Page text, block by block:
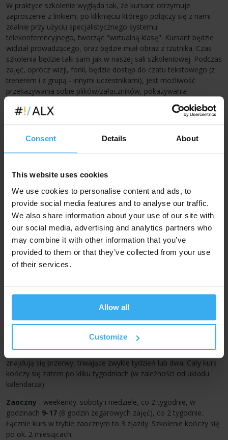
Consent Details About
This website uses cookies
We use cookies to personalise content and ads, to
provide social media features and to analyse our traffic.
We also share information about your use of our site with
our social media, advertising and analytics partners who
may combine it with other information that you’ve
provided to them or that they’ve collected from your use
of their services.
Allow all
Customize
W praktyce szkolenie wygląda tak, że kursant otrzymuje
zaproszenie z linkiem, po kliknięciu którego połączy się z nami
zdalnie przy użyciu specjalistycznego systemu
telekonferencyjnego, tworząc "wirtualną klasę". Kursant będzie
widział prowadzącego, oraz będzie miał obraz z rzutnika. Czas
szkolenia będzie taki sam jak w naszej sali szkoleniowej. Podczas
zajęć, oprócz wizji, fonii, będzie dostęp do czatu tekstowego (z
trenerem i z grupą - innymi uczestnikami), jest możliwość
przekazywania sobie plików/załączników, pokazywania
fragmentów kodu, zadawania pytań, otrzymywania poprawek itp.
Na prośbę uczestnika, prowadzący może również uzyskać
dostęp do całości ekranu i kursora komputera kursanta
("przejęcie myszy i klawiatury") lub do okna z kodem w
środowisku programistycznym - aby poprawić fragment
programu, skomentować, czy zwyczajnie pokazać jak wykonać
- i zajęcia odbywają się w takich samych godzinach jak
zajęcia stacjonarne.
Po zakończeniu kursu otrzymają Państwo ten sam certyfikat
(bez względu na formę zajęć), a trener będzie dostępny po
zakończeniu bloku szkoleniowego, żeby odpowiedzieć na
wszelkie dodatkowe pytania. Pełne informacje o tym jak
wyglądają oraz jak prowadzimy szkolenia w trybach zdalnych
Tryby zajęć stacjonarnych
Dzienny- szkolenie realizowane jest w dwóch blokach 3-
w trzech blokach 2-dniowych (najczęściej czw-pt). Zajęcia trwają
po 8 godzin dziennie (od 9 do 17). Pomiędzy blokami zajęć
znajdują się przerwy, trwające zwykle tydzień lub dwa. Cały kurs
kończy się zatem po kilku tygodniach (w zależności od układu
kalendarza).
Zaoczny - weekendy: soboty i niedziele, co 2 tygodnie, w
godzinach 9-17 (8 godzin zegarowych zajęć), co 2 tygodnie.
Łącznie kurs w trybie zaocznym to 3 zjazdy. Szkolenie kończy się
po ok. 2 miesiącach.